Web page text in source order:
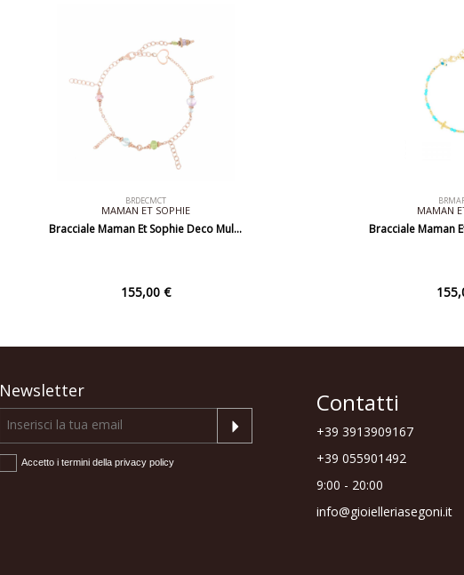
BRDECMCT
MAMAN ET SOPHIE
Bracciale Maman Et Sophie Deco Mul…
155,00 €
MAMAN
Bracciale Maman
Newsletter
Accetto i termini della privacy policy
Contatti
+39 3913909167
+39 055901492
9:00 - 20:00
info@gioielleriasegoni.it